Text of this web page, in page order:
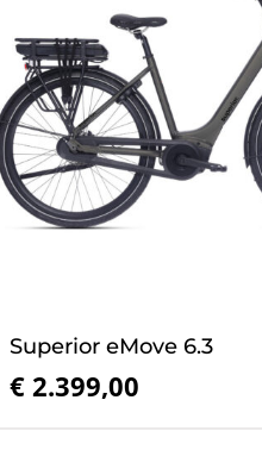
Superior eMove 6.3
€ 2.399,00